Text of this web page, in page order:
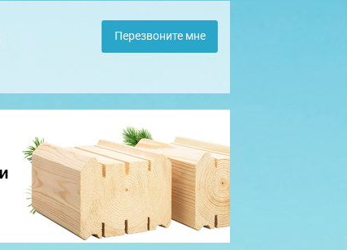
Перезвоните мне